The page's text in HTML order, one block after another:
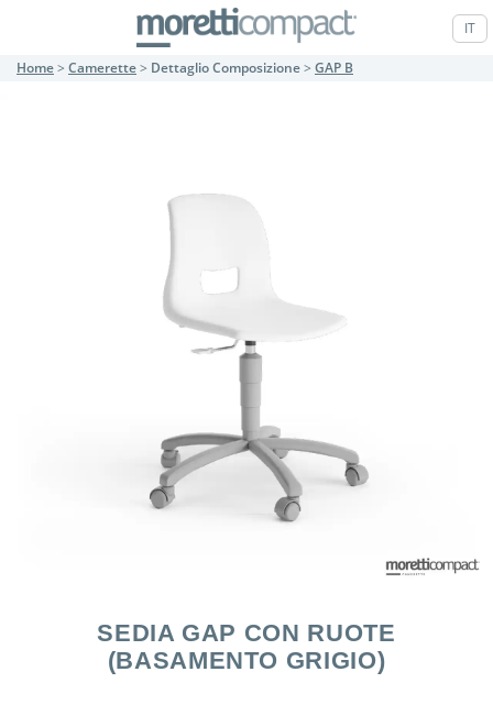
IT
Home> Camerette> Dettaglio Composizione> GAP B
SEDIA GAP CON RUOTE
(BASAMENTO GRIGIO)